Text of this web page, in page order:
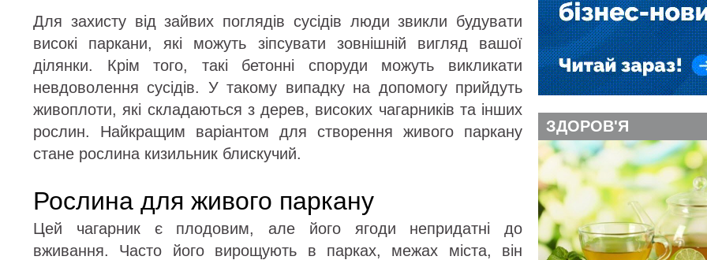
Для захисту від зайвих поглядів сусідів люди звикли будувати
високі паркани, які можуть зіпсувати зовнішній вигляд вашої
ділянки. Крім того, такі бетонні споруди можуть викликати
невдоволення сусідів. У такому випадку на допомогу прийдуть
живоплоти, які складаються з дерев, високих чагарників та інших
рослин. Найкращим варіантом для створення живого паркану
стане рослина кизильник блискучий.
Рослина для живого паркану
Цей чагарник є плодовим, але його ягоди непридатні до
вживання. Часто його вирощують в парках, межах міста, він
ЗДОРОВ'Я